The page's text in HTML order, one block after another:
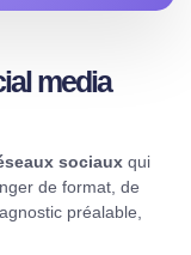
media
sociaux qui
de format, de
préalable,